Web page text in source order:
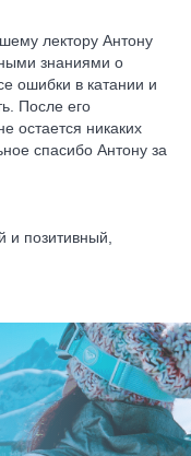
лектору Антону
знаниями о
ошибки в катании и
После его
остается никаких
спасибо Антону за
и позитивный,